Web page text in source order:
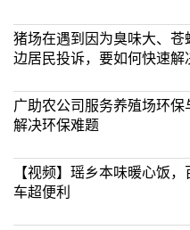
猪场在遇到因为臭味大、苍
边居民投诉，要如何快速解
广助农公司服务养殖场环
解决环保难题
【视频】瑶乡本味暖心饭
车超便利